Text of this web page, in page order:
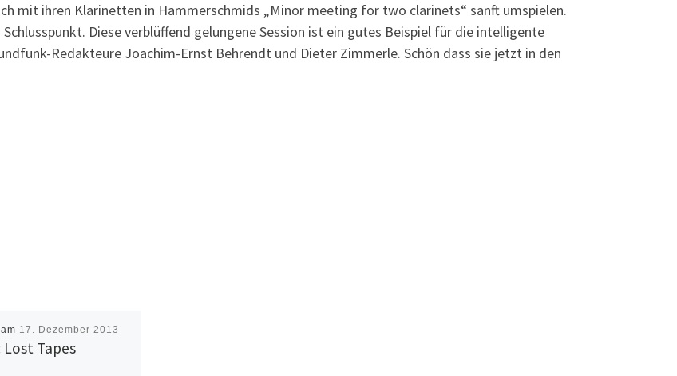
mit ihren Klarinetten in Hammerschmids „Minor meeting for two clarinets“ sanft umspielen.
Diese verblüffend gelungene Session ist ein gutes Beispiel für die intelligente
Redakteure Joachim-Ernst Behrendt und Dieter Zimmerle. Schön dass sie jetzt in den
17. Dezember 2013
Tapes